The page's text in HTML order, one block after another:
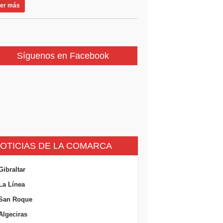
más
Síguenos en Facebook
DE LA COMARCA
Línea
Roque